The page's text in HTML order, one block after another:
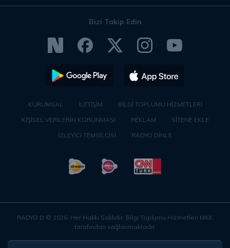
Bizi Takip Edin
KURUMSAL İLETİŞİM
BİLGİ TOPLUMU HİZMETLERİ
KİŞİSEL VERİLERİN KORUNMASI
REKLAM
SİTENE EKLE
İZLEYİCİ TEMSİLCİSİ
RADYO DİNLE
RADYO D © 2026 . Her Hakkı Saklıdır. Bilgi Toplumu Hizmetleri MKK
tarafından sağlanmaktadır.